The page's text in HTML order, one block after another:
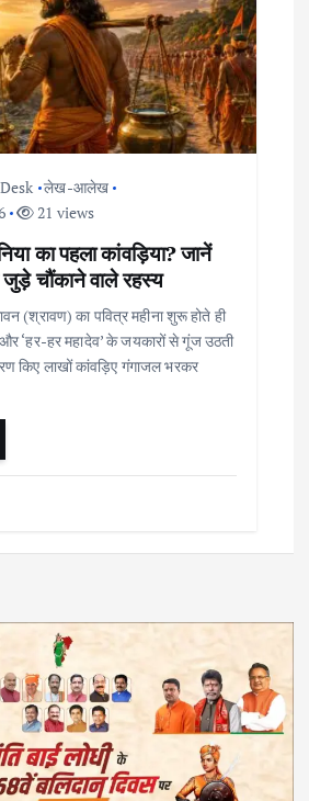
लेख-आलेख
21 views
का पहला कांवड़िया? जानें
चौंकाने वाले रहस्य
(श्रावण) का पवित्र महीना शुरू होते ही
‘हर-हर महादेव’ के जयकारों से गूंज उठती
किए लाखों कांवड़िए गंगाजल भरकर